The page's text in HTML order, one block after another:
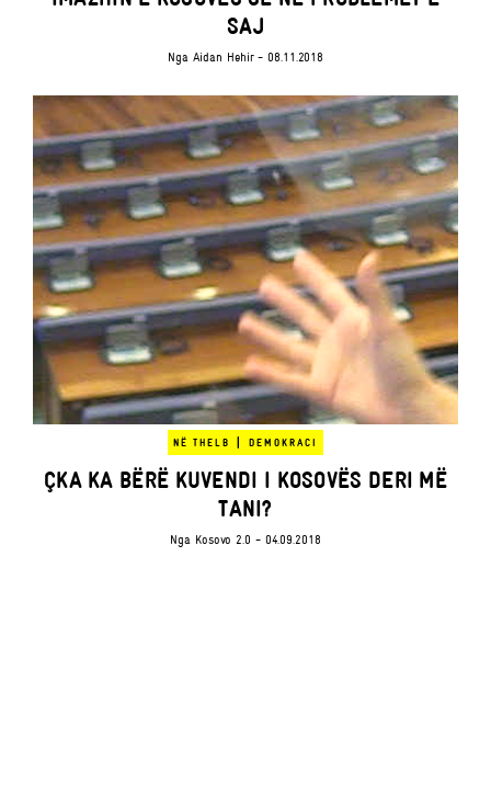
SAJ
Nga Aidan Hehir- 08.11.2018
NË THELB | DEMOKRACI
ÇKA KA BËRË KUVENDI I KOSOVËS DERI MË
TANI?
Nga Kosovo 2.0 - 04.09.2018